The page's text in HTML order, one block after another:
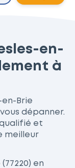
en-
à
en-Brie
dépanner.
et
meilleur
en